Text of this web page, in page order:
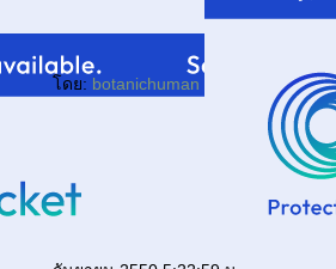
ดย: botanichuman